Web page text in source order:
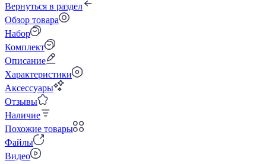
Вернуться в раздел
Обзор товара
Набор
Комплект
Описание
Характеристики
Аксессуары
Отзывы
Наличие
Похожие товары
Файлы
Видео